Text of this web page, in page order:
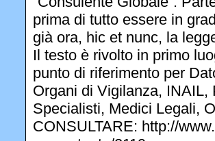
prima di tutto essere in
già ora, hic et nunc, la
Il testo è rivolto in primo
punto di riferimento per
Organi di Vigilanza,
Specialisti, Medici Legali,
CONSULTARE: http://